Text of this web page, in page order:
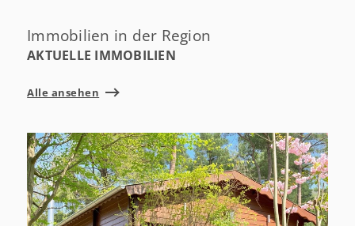
Immobilien in der Region
AKTUELLE IMMOBILIEN
Alle ansehen